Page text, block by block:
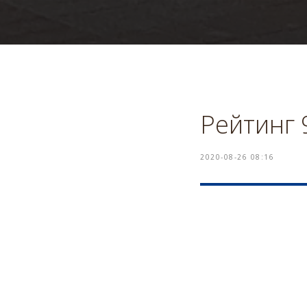
Рейтинг
2020-08-26 08:16